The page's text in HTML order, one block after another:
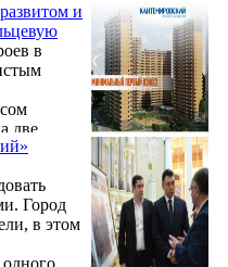
и
в
две
вам
вас.
Город
в этом
одного